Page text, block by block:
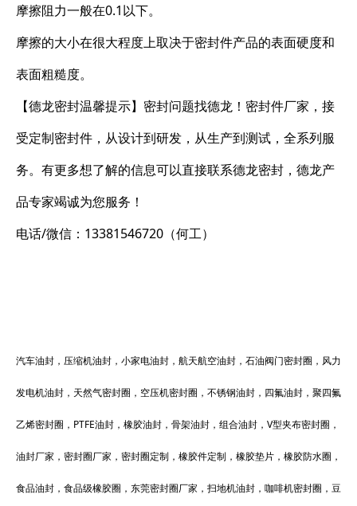
摩擦阻力一般在0.1以下。
摩擦的大小在很大程度上取决于密封件产品的表面硬度和
表面粗糙度。
【德龙密封温馨提示】密封问题找德龙！密封件厂家，接
受定制密封件，从设计到研发，从生产到测试，全系列服
务。有更多想了解的信息可以直接联系德龙密封，德龙产
品专家竭诚为您服务！
电话/微信：13381546720（何工）
汽车油封，压缩机油封，小家电油封，航天航空油封，石油阀门密封圈，风力
发电机油封，天然气密封圈，空压机密封圈，不锈钢油封，四氟油封，聚四氟
乙烯密封圈，PTFE油封，橡胶油封，骨架油封，组合油封，V型夹布密封圈，
油封厂家，密封圈厂家，密封圈定制，橡胶件定制，橡胶垫片，橡胶防水圈，
食品油封，食品级橡胶圈，东莞密封圈厂家，扫地机油封，咖啡机密封圈，豆